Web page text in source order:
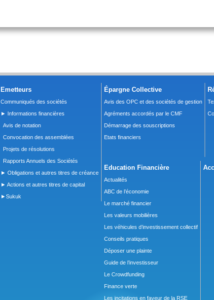
Emetteurs
Communiqués des sociétés
► Informations financières
Avis de notation
Convocation des assemblées
Projets de résolutions
Rapports Annuels des Sociétés
► Obligations et autres titres de créance
► Actions et autres titres de capital
►Sukuk
Épargne Collective
Avis des OPC et des sociétés de gestion
Agréments accordés par le CMF
Démarrage des souscriptions
Etats financiers
Education Financière
Actualités
ABC de l’économie
Le marché financier
Les valeurs mobilières
Les véhicules d’investissement collectif
Conseils pratiques
Déposer une plainte
Guide de l’investisseur
Le Crowdfunding
Finance verte
Les incitations en faveur de la RSE